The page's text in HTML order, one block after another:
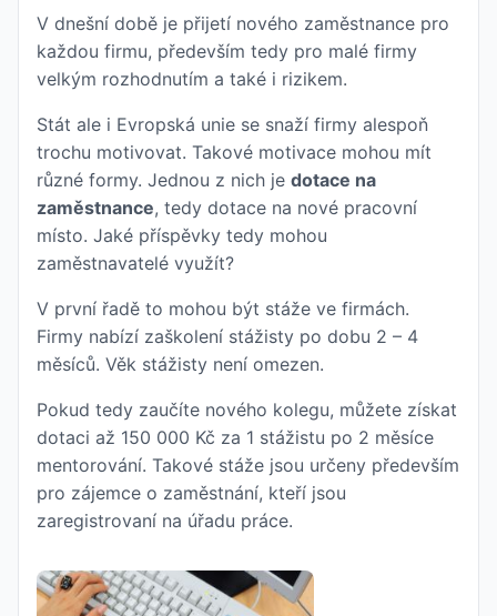
V dnešní době je přijetí nového zaměstnance pro
každou firmu, především tedy pro malé firmy
velkým rozhodnutím a také i rizikem.
Stát ale i Evropská unie se snaží firmy alespoň
trochu motivovat. Takové motivace mohou mít
různé formy. Jednou z nich je dotace na
zaměstnance, tedy dotace na nové pracovní
místo. Jaké příspěvky tedy mohou
zaměstnavatelé využít?
V první řadě to mohou být stáže ve firmách.
Firmy nabízí zaškolení stážisty po dobu 2 – 4
měsíců. Věk stážisty není omezen.
Pokud tedy zaučíte nového kolegu, můžete získat
dotaci až 150 000 Kč za 1 stážistu po 2 měsíce
mentorování. Takové stáže jsou určeny především
pro zájemce o zaměstnání, kteří jsou
zaregistrovaní na úřadu práce.